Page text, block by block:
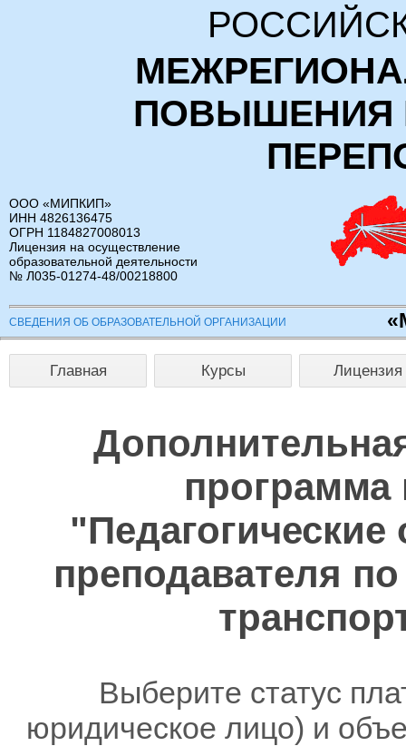
ПОВЫШЕНИЯ
ООО «МИПКИП»
ИНН 4826136475
ОГРН 1184827008013
Лицензия на осуществление
образовательной деятельности
№ Л035-01274-48/00218800
СВЕДЕНИЯ ОБ ОБРАЗОВАТЕЛЬНОЙ ОРГАНИЗАЦИИ
Главная Курсы Лицензия
программа
преподавателя
Выберите статус
юридическое лицо) и